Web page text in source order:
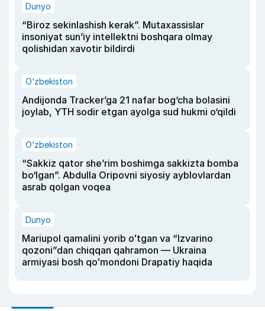
Dunyo
“Biroz sekinlashish kerak”. Mutaxassislar
insoniyat sun’iy intellektni boshqara olmay
qolishidan xavotir bildirdi
O‘zbekiston
Andijonda Tracker’ga 21 nafar bog‘cha bolasini
joylab, YTH sodir etgan ayolga sud hukmi o‘qildi
O‘zbekiston
“Sakkiz qator she’rim boshimga sakkizta bomba
bo‘lgan”. Abdulla Oripovni siyosiy ayblovlardan
asrab qolgan voqea
Dunyo
Mariupol qamalini yorib oʻtgan va “Izvarino
qozoni”dan chiqqan qahramon — Ukraina
armiyasi bosh qoʻmondoni Drapatiy haqida